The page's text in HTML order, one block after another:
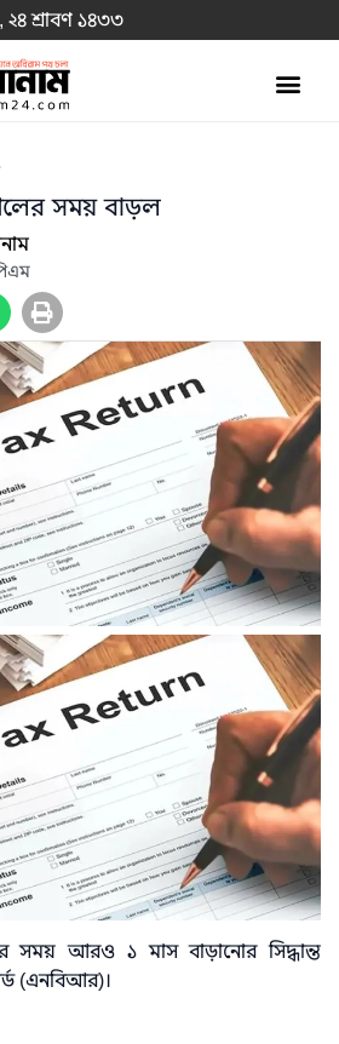
শ্রাবণ ১৪৩৩
সময় বাড়ল
সময় আরও ১ মাস বাড়ানোর সিদ্ধান্ত
(এনবিআর)।